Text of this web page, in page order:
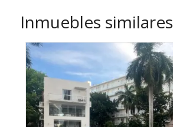
Inmuebles similares